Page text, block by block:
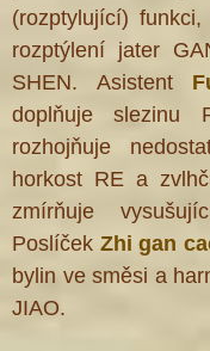
(rozptylující)
rozptýlení jater
SHEN. Asistent
doplňuje
rozhojňuje
horkost RE a
zmírňuje
Poslíček Zhi gan
bylin ve směsi a
JIAO.